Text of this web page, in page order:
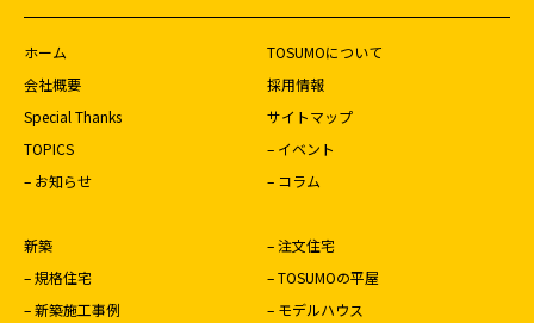
ホーム
TOSUMOについて
会社概要
採用情報
Special Thanks
サイトマップ
TOPICS
– イベント
– お知らせ
– コラム
新築
– 注文住宅
– 規格住宅
– TOSUMOの平屋
– 新築施工事例
– モデルハウス